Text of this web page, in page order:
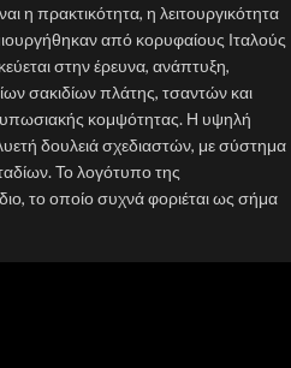
η πρακτικότητα, η λειτουργικότητα
από κορυφαίους Ιταλούς
στην έρευνα, ανάπτυξη,
σακιδίων πλάτης, τσαντών και
κομψότητας. Η υψηλή
δουλειά σχεδιαστών, με σύστημα
Το λογότυπο της
το οποίο συχνά φοριέται ως σήμα